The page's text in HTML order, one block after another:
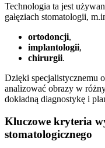
Technologia ta jest
gałęziach stomatologii,
ortodoncji,
implantologii,
chirurgii.
Dzięki specjalistycznemu
analizować obrazy w
dokładną diagnostykę i
Kluczowe kryteria
stomatologicznego